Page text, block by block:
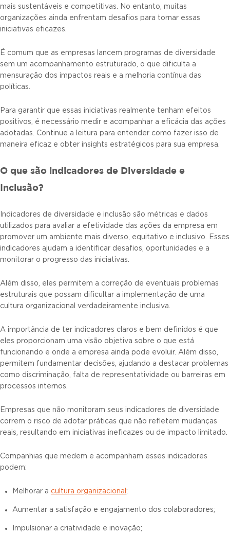
mais sustentáveis e competitivas. No entanto, muitas
organizações ainda enfrentam desafios para tornar essas
iniciativas eficazes.
É comum que as empresas lancem programas de diversidade
sem um acompanhamento estruturado, o que dificulta a
mensuração dos impactos reais e a melhoria contínua das
políticas.
Para garantir que essas iniciativas realmente tenham efeitos
positivos, é necessário medir e acompanhar a eficácia das ações
adotadas. Continue a leitura para entender como fazer isso de
maneira eficaz e obter insights estratégicos para sua empresa.
O que são indicadores de Diversidade e
Inclusão?
Indicadores de diversidade e inclusão são métricas e dados
utilizados para avaliar a efetividade das ações da empresa em
promover um ambiente mais diverso, equitativo e inclusivo. Esses
indicadores ajudam a identificar desafios, oportunidades e a
monitorar o progresso das iniciativas.
Além disso, eles permitem a correção de eventuais problemas
estruturais que possam dificultar a implementação de uma
cultura organizacional verdadeiramente inclusiva.
A importância de ter indicadores claros e bem definidos é que
eles proporcionam uma visão objetiva sobre o que está
funcionando e onde a empresa ainda pode evoluir. Além disso,
permitem fundamentar decisões, ajudando a destacar problemas
como discriminação, falta de representatividade ou barreiras em
processos internos.
Empresas que não monitoram seus indicadores de diversidade
correm o risco de adotar práticas que não refletem mudanças
reais, resultando em iniciativas ineficazes ou de impacto limitado.
Companhias que medem e acompanham esses indicadores
podem:
Melhorar a cultura organizacional ;
Aumentar a satisfação e engajamento dos colaboradores;
Impulsionar a criatividade e inovação;